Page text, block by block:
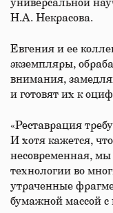
универсальной
Н.А. Некрасова.
Евгения и ее
экземпляры,
внимания,
и готовят их к
«Реставрация
И хотя кажется,
несовременная, мы
технологии во
утраченные
бумажной массой